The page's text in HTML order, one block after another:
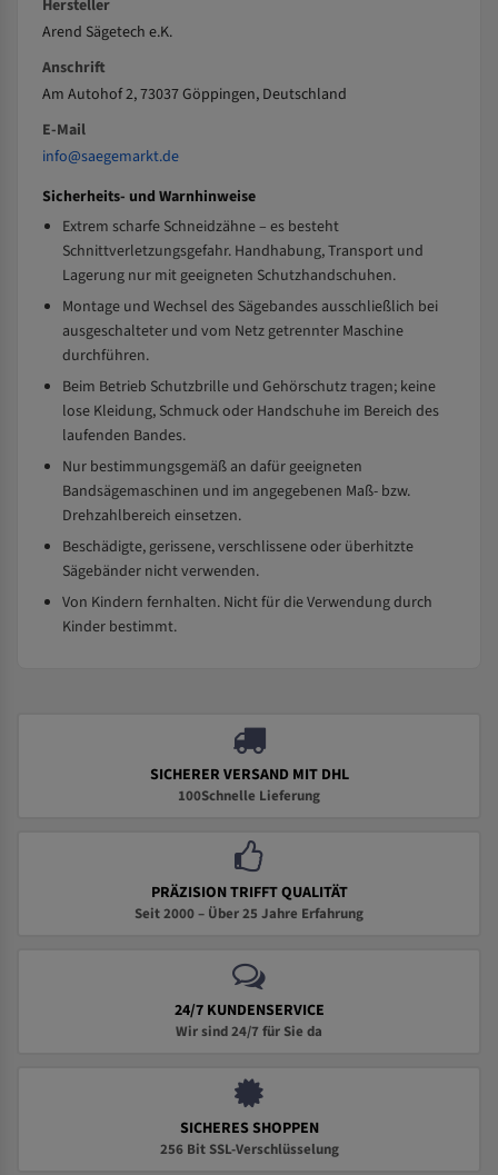
Hersteller
Arend Sägetech e.K.
Anschrift
Am Autohof 2, 73037 Göppingen, Deutschland
E-Mail
info@saegemarkt.de
Sicherheits- und Warnhinweise
Extrem scharfe Schneidzähne – es besteht
Schnittverletzungsgefahr. Handhabung, Transport und
Lagerung nur mit geeigneten Schutzhandschuhen.
Montage und Wechsel des Sägebandes ausschließlich bei
ausgeschalteter und vom Netz getrennter Maschine
durchführen.
Beim Betrieb Schutzbrille und Gehörschutz tragen; keine
lose Kleidung, Schmuck oder Handschuhe im Bereich des
laufenden Bandes.
Nur bestimmungsgemäß an dafür geeigneten
Bandsägemaschinen und im angegebenen Maß- bzw.
Drehzahlbereich einsetzen.
Beschädigte, gerissene, verschlissene oder überhitzte
Sägebänder nicht verwenden.
Von Kindern fernhalten. Nicht für die Verwendung durch
Kinder bestimmt.
SICHERER VERSAND MIT DHL
100Schnelle Lieferung
PRÄZISION TRIFFT QUALITÄT
Seit 2000 – Über 25 Jahre Erfahrung
24/7 KUNDENSERVICE
Wir sind 24/7 für Sie da
SICHERES SHOPPEN
256 Bit SSL-Verschlüsselung